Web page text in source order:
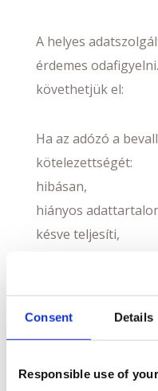
Consent Details
Responsible use of
A helyes
érdemes
követhetjük el:
Ha az adózó a
kötelezettségét:
hibásan,
hiányos
késve teljesíti,
a NAV a
Ezért érdemes
cseréjénél